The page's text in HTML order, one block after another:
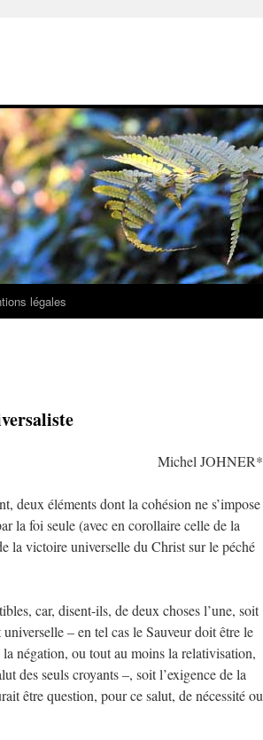
légales
Michel JOHNER*
deux éléments dont la cohésion ne s’impose
la foi seule (avec en corollaire celle de la
la victoire universelle du Christ sur le péché
car, disent-ils, de deux choses l’une, soit
– en tel cas le Sauveur doit être le
négation, ou tout au moins la relativisation,
des seuls croyants –, soit l’exigence de la
être question, pour ce salut, de nécessité ou